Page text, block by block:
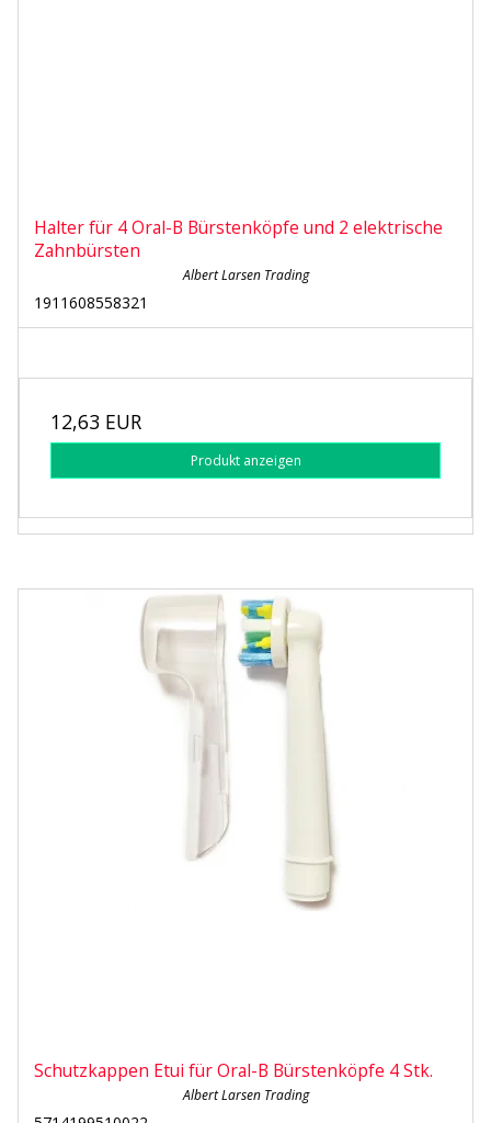
Halter für 4 Oral-B Bürstenköpfe und 2 elektrische
Zahnbürsten
Albert Larsen Trading
1911608558321
12,63 EUR
Produkt anzeigen
Schutzkappen Etui für Oral-B Bürstenköpfe 4 Stk.
Albert Larsen Trading